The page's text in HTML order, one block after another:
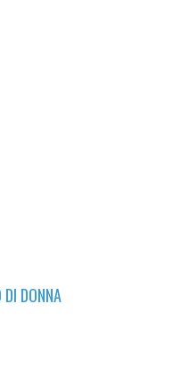
DONNA